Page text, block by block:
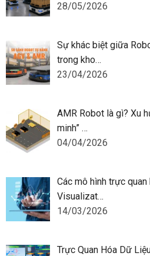
28/05/2026
Sự khác biệt giữa
trong kho…
23/04/2026
AMR Robot là gì? Xu
minh” …
04/04/2026
Các mô hình trực
Visualizat…
14/03/2026
Trực Quan Hóa Dữ